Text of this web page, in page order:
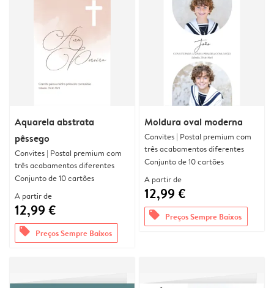
Aquarela abstrata
pêssego
Convites | Postal premium com
três acabamentos diferentes
Conjunto de 10 cartões
A partir de
12,99 €
offers Preços Sempre Baixos
Moldura oval moderna
Convites | Postal premium com
três acabamentos diferentes
Conjunto de 10 cartões
A partir de
12,99 €
offers Preços Sempre Baixos